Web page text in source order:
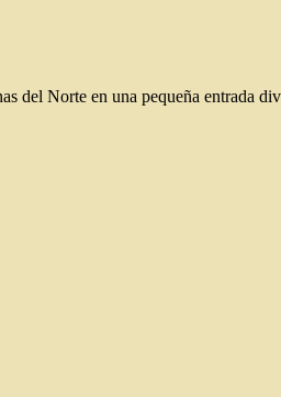
del Norte en una pequeña entrada